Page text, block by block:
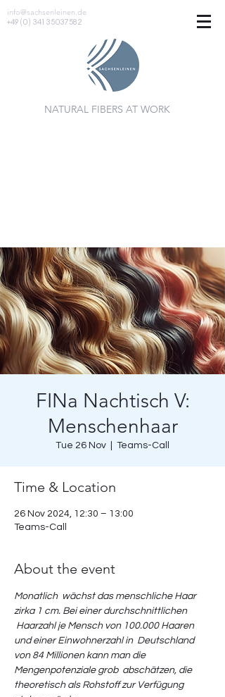
info@sachsenleinen.de
+49 (0) 341 35037582
NATURAL FIBERS AT WORK
FINa Nachtisch V:
Menschenhaar
Tue 26 Nov Teams-Call
Time & Location
26 Nov 2024, 12:30 – 13:00
Teams-Call
About the event
Monatlich  wächst das menschliche Haar
zirka 1 cm. Bei einer durchschnittlichen
Haarzahl je Mensch von 100.000 Haaren
und einer Einwohnerzahl in  Deutschland
von 84 Millionen kann man die
Mengenpotenziale grob  abschätzen, die
theoretisch als Rohstoff zur Verfügung